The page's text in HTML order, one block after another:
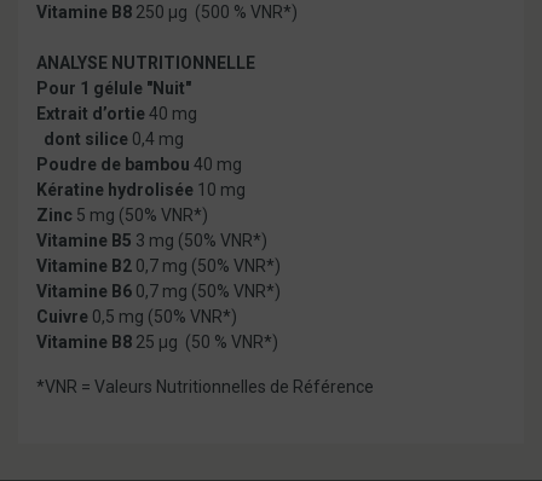
Vitamine B8 250 µg (500 % VNR*)
ANALYSE NUTRITIONNELLE
Pour 1 gélule "Nuit"
Extrait d’ortie40 mg
dont silice 0,4 mg
Poudre de bambou 40 mg
Kératine hydrolisée 10 mg
Zinc 5 mg (50% VNR*)
Vitamine B5 3 mg (50% VNR*)
Vitamine B2 0,7 mg (50% VNR*)
Vitamine B6 0,7 mg (50% VNR*)
Cuivre 0,5 mg (50% VNR*)
Vitamine B8 25 µg (50 % VNR*)
*VNR = Valeurs Nutritionnelles de Référence